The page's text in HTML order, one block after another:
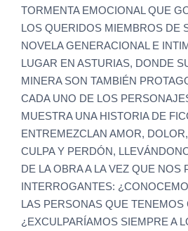
TORMENTA EMOCIONAL QUE
LOS QUERIDOS MIEMBROS DE
NOVELA GENERACIONAL E
LUGAR EN ASTURIAS, DONDE
MINERA SON TAMBIÉN
CADA UNO DE LOS
MUESTRA UNA HISTORIA DE
ENTREMEZCLAN AMOR,
CULPA Y PERDÓN,
DE LA OBRA A LA VEZ QUE NOS
INTERROGANTES:
LAS PERSONAS QUE TENEMOS
¿EXCULPARÍAMOS SIEMPRE A